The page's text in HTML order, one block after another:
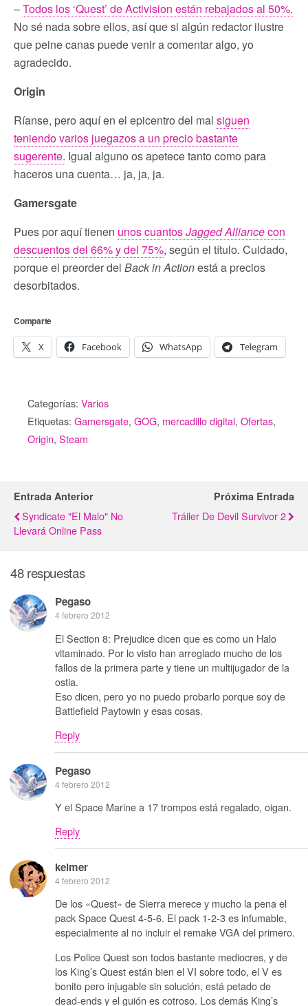
–Todos los ‘Quest’ de Activision están rebajados al 50%.
No sé nada sobre ellos, así que si algún redactor ilustre
que peine canas puede venir a comentar algo, yo
agradecido.
Origin
Ríanse, pero aquí en el epicentro del mal siguen
teniendo varios juegazos a un precio bastante
sugerente. Igual alguno os apetece tanto como para
haceros una cuenta… ja, ja, ja.
Gamersgate
Pues por aquí tienen unos cuantosJagged Alliancecon
descuentos del 66% y del 75%, según el título. Cuidado,
porque el preorder del Back in Actionestá a precios
desorbitados.
Comparte
X Facebook WhatsApp Telegram
Categorías: Varios
Etiquetas: Gamersgate, GOG, mercadillo digital, Ofertas,
Origin, Steam
Entrada Anterior
Syndicate "el Malo" No
Llevará Online Pass
Próxima Entrada
Tráiler De Devil Survivor 2
48 respuestas
Pegaso
4 febrero 2012
El Section 8: Prejudice dicen que es como un Halo
vitaminado. Por lo visto han arreglado mucho de los
fallos de la primera parte y tiene un multijugador de la
ostia.
Eso dicen, pero yo no puedo probarlo porque soy de
Battlefield Paytowin y esas cosas.
Reply
Pegaso
4 febrero 2012
Y el Space Marine a 17 trompos está regalado, oigan.
Reply
kelmer
4 febrero 2012
De los «Quest» de Sierra merece y mucho la pena el
pack Space Quest 4-5-6. El pack 1-2-3 es infumable,
especialmente al no incluir el remake VGA del primero.
Los Police Quest son todos bastante mediocres, y de
los King’s Quest están bien el VI sobre todo, el V es
bonito pero injugable sin solución, está petado de
dead-ends y el guión es cotroso. Los demás King’s